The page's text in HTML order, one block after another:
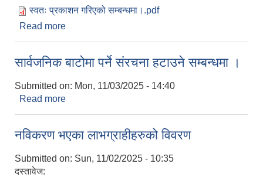
स्वतः प्रकाशन गरिएको सम्बन्धमा।.pdf
Read more
सार्वजनिक बाटोमा पर्ने संरचना हटाउने सम्बन्धमा ।
Submitted on: Mon, 11/03/2025 - 14:40
Read more
नविकरण भएका लाभग्राहीहरुको विवरण
Submitted on: Sun, 11/02/2025 - 10:35
दस्तावेज: